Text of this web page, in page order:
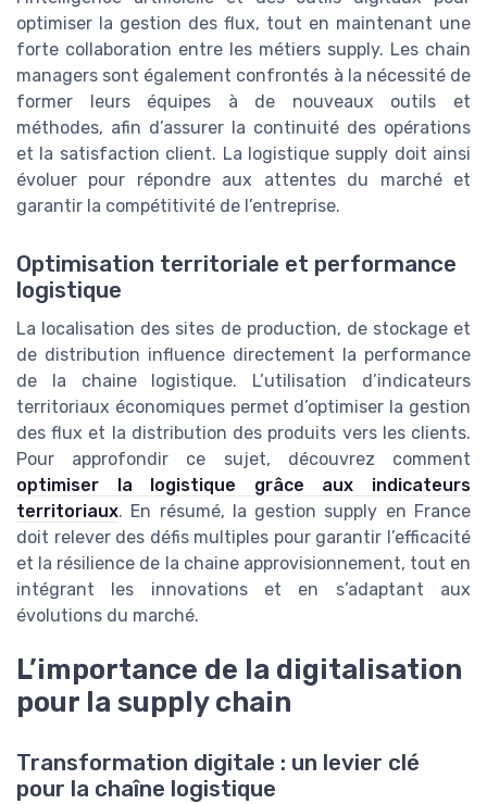
optimiser la gestion des flux, tout en maintenant une
forte collaboration entre les métiers supply. Les chain
managers sont également confrontés à la nécessité de
former leurs équipes à de nouveaux outils et
méthodes, afin d’assurer la continuité des opérations
et la satisfaction client. La logistique supply doit ainsi
évoluer pour répondre aux attentes du marché et
garantir la compétitivité de l’entreprise.
Optimisation territoriale et performance
logistique
La localisation des sites de production, de stockage et
de distribution influence directement la performance
de la chaine logistique. L’utilisation d’indicateurs
territoriaux économiques permet d’optimiser la gestion
des flux et la distribution des produits vers les clients.
Pour approfondir ce sujet, découvrez comment
optimiser la logistique grâce aux indicateurs
territoriaux. En résumé, la gestion supply en France
doit relever des défis multiples pour garantir l’efficacité
et la résilience de la chaine approvisionnement, tout en
intégrant les innovations et en s’adaptant aux
évolutions du marché.
L’importance de la digitalisation
pour la supply chain
Transformation digitale : un levier clé
pour la chaîne logistique